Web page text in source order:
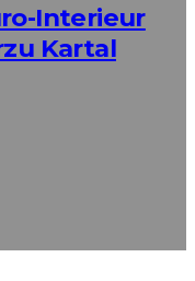
Interieur
Kartal